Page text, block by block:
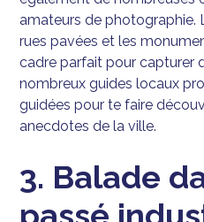
amateurs de photographie.
rues pavées et les
cadre parfait pour capturer
nombreux guides locaux
guidées pour te faire
anecdotes de la ville.
3. Balade